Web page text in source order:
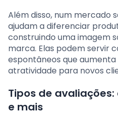
Além disso, num mercado
ajudam a diferenciar
construindo uma imagem
marca. Elas podem servir
espontâneos que
atratividade para novos
Tipos de
e mais